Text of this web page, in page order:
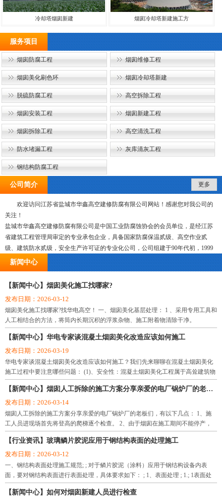
冷却塔烟囱新建 烟囱冷却塔新建施工方
服务项目
烟囱防腐工程 烟囱维修工程
烟囱美化刷色环 烟囱冷却塔新建
脱硫防腐工程 高空拆除工程
烟囱安装工程 烟囱新建工程
烟囱拆除工程 高空清洗工程
防水堵漏工程 灰库清灰工程
钢结构防腐工程
公司简介 更多
欢迎访问江苏省盐城市华鑫高空建修防腐有限公司网站！感谢您对我公司的
关注！
盐城市华鑫高空建修防腐有限公司是中国工业防腐蚀协会的会员单位，是经江苏
省建筑工程管理局审定的专业承包企业，具备国家防腐保温贰级、高空作业贰
级、建筑防水贰级，安全生产许可证的专业化公司，公司组建于90年代初，1999
年8月份由原来的国有企业改制为股份有限公司，经过十多年的艰苦创业，现已发
展成为领导班子过硬、技术力量雄厚，具有较强有经济实力和高素质的施工与管
理队伍。企业信誉和科技含量均在国内同行业中处于领先地位，并率先通过了国
公司注册资本5066万，目前下辖十四个工程处，从业人数260人，具备各类专业技
术职称的20人，其中高级工程师3人，工程师、经济师、会计师共10人，项目经理
10人，拥有大中型机械设备118台（件），年施工产值近3亿元。公司现有9个驻外
办事处：广州办事处、济南办事处、合肥办事处、南昌办事处、沈阳办事处、大
连办事处、杭州办事处、郑州办事处、太原办事处。施工网点遍及全国各地二十
多个省、市、区，涉及石油、化工、冶金、电力、能源、航天、建材、国防、交
通、煤炭、医药、轻纺、食品、港口等十多个行业，承揽了大量的烟囱水塔新
建、烟囱维修、烟囱拆除、烟囱防腐、烟囱脱硫、冷却塔防腐、炉架防腐、风机
塔筒清洗、地下室、水池、隧道、电缆沟防渗堵漏、仓储、水泥库清灰、生料库
清灰、水泥罐清灰等工程，公司自建组建以来，坚持走反术革新之路，依靠丰富
的施工经验、先进的施工技术和科学的网络化管理手段。先后承接了系统内各类
高空防腐检修、高空航标灯安装、防水堵漏、化学锚固、烟囱水塔新建、烟囱水
工程，都以工程质量好、安全率高，赢得了广大用户的一致好评。
公司将坚持以人为本，全面构建和谐发展的新环境，建立现代企业制度，规范运
作，坚持走科技兴企、质量兴企之路，遵循“质量至上、业主至上、信守合同、优
质服务”宗旨，“团结协作、严谨求实、优质高效、开拓创新”的企业精神，精心打
造精品工程，向新老客户提供满意的服务。
新闻中心
【新闻中心】烟囱美化施工找哪家?
发布日期：2026-03-12
烟囱美化施工找哪家?找华电高空！ 一、烟囱美化基层处理： 1 、采用专用工具和
人工相结合的方法，将筒内长期沉积的浮浆杂物、施工附着物清除干净。
【新闻中心】华电专家谈混凝土烟囱美化改造应该如何施工
发布日期：2026-03-19
华电专家谈混凝土烟囱美化改造应该如何施工？我们先来聊聊在混凝土烟囱美化
施工过程中要注意哪些问题： (1)、安全性：混凝土烟囱美化工程属于高耸建筑物
施工，危险性极高，因此首先要保证高空悬挂平台的连接装置的安全性。 (2)、混
凝土烟囱美化工
【新闻中心】烟囱人工拆除的施工方案分享亲爱的电厂锅炉厂的老板们
发布日期：2026-03-14
烟囱人工拆除的施工方案分享亲爱的电厂锅炉厂的老板们，有以下几点： 1、施
工人员进现场首先将登高的爬梯逐个检查。 2、由于烟囱在施工期间不能停产，
处于不停产状态下施工。
【行业资讯】玻璃鳞片胶泥应用于钢结构表面的处理施工
发布日期：2026-03-12
一、钢结构表面处理施工规范; ; 对于鳞片胶泥（涂料）应用于钢结构设备内表
面，要对钢结构表面进行表面处理，具体要求如下： ; 1、表面处理 ; 1.; 1表面处
理前，设备应是已按图纸要求制造、检
【新闻中心】如何对烟囱新建人员进行检查